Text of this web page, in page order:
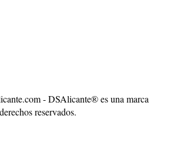
- DSAlicante® es una marca
reservados.